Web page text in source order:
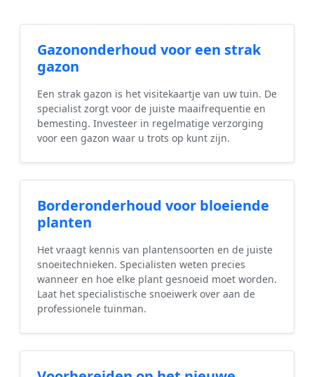
Gazononderhoud voor een strak
gazon
Een strak gazon is het visitekaartje van uw tuin. De
specialist zorgt voor de juiste maaifrequentie en
bemesting. Investeer in regelmatige verzorging
voor een gazon waar u trots op kunt zijn.
Borderonderhoud voor bloeiende
planten
Het vraagt kennis van plantensoorten en de juiste
snoeitechnieken. Specialisten weten precies
wanneer en hoe elke plant gesnoeid moet worden.
Laat het specialistische snoeiwerk over aan de
professionele tuinman.